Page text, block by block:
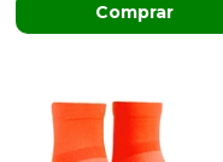
Comprar